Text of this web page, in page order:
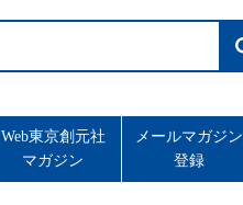
Web東京創元社
マガジン
メールマガジン
登録